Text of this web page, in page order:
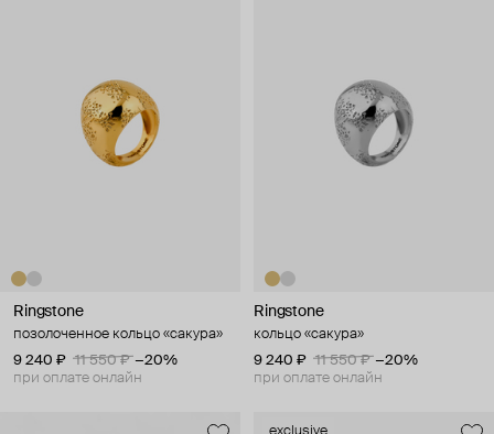
Ringstone
позолоченное кольцо «сакура»
9 240 ₽
11 550 ₽ −20%
при оплате онлайн
Ringstone
кольцо «сакура»
9 240 ₽
11 550 ₽ −20%
при оплате онлайн
exclusive